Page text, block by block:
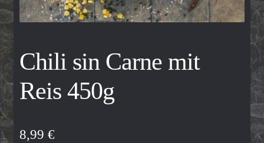
My account
Shop
Chili sin Carne mit
Reis 450g
8,99 €